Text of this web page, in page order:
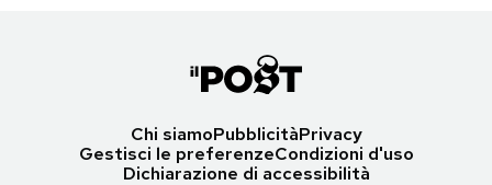
Chi siamoPubblicitàPrivacy
Gestisci le preferenzeCondizioni d'uso
Dichiarazione di accessibilità